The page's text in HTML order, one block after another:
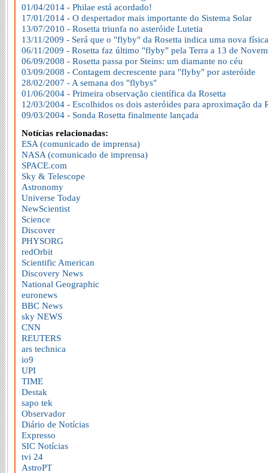
01/04/2014 - Philae está acordado!
17/01/2014 - O despertador mais importante do Sistema Solar
13/07/2010 - Rosetta triunfa no asteróide Lutetia
13/11/2009 - Será que o "flyby" da Rosetta indica uma nova
06/11/2009 - Rosetta faz último "flyby" pela Terra a 13 de
06/09/2008 - Rosetta passa por Steins: um diamante no céu
03/09/2008 - Contagem decrescente para "flyby" por asteróide
28/02/2007 - A semana dos "flybys"
01/06/2004 - Primeira observação científica da Rosetta
12/03/2004 - Escolhidos os dois asteróides para aproximação da
09/03/2004 - Sonda Rosetta finalmente lançada
Notícias relacionadas:
ESA (comunicado de imprensa)
NASA (comunicado de imprensa)
SPACE.com
Sky & Telescope
Astronomy
Universe Today
NewScientist
Science
Discover
PHYSORG
redOrbit
Scientific American
Discovery News
National Geographic
euronews
BBC News
sky NEWS
CNN
REUTERS
ars technica
io9
UPI
TIME
Destak
sapo tek
Observador
Diário de Notícias
Expresso
SIC Notícias
tvi 24
AstroPT